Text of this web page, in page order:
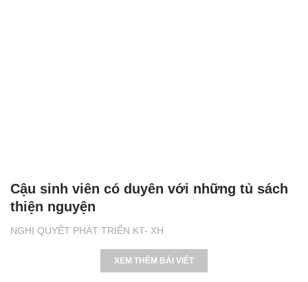
NGHỊ QUYẾT PHÁT TRIỂN KT- XH
Cậu sinh viên có duyên với những tủ sách
thiện nguyện
XEM THÊM BÀI VIẾT